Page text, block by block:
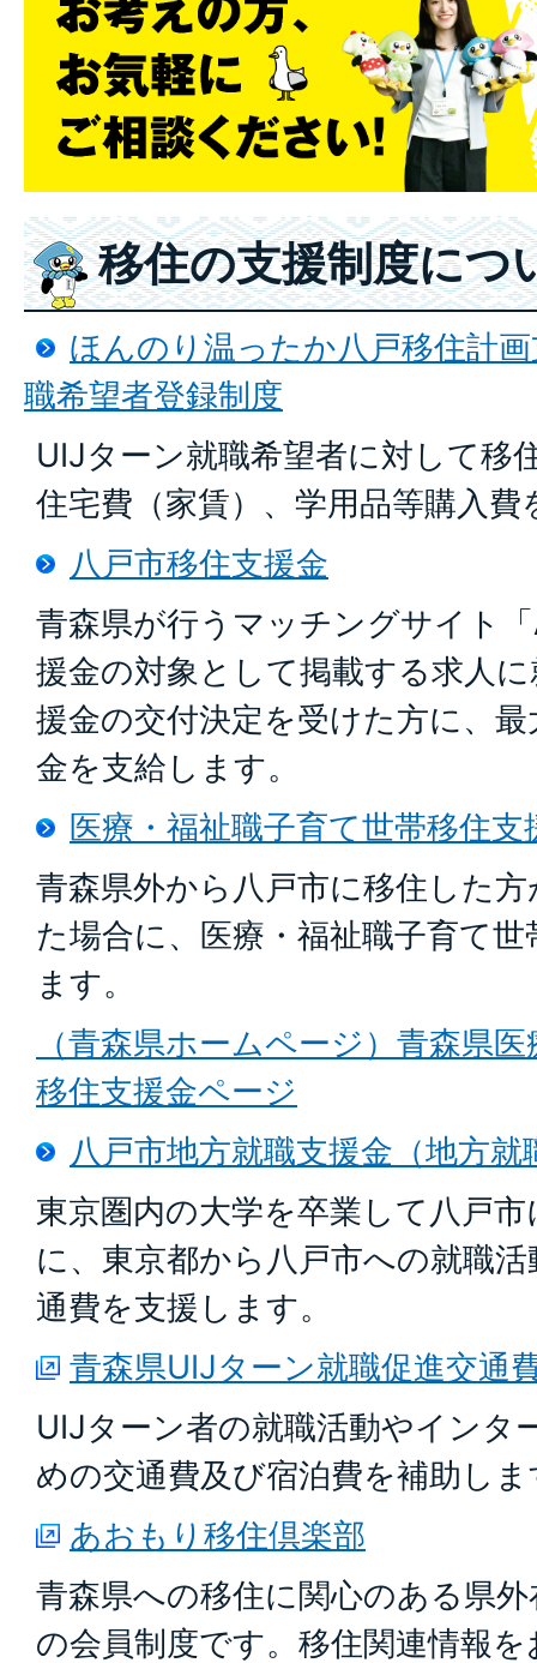
移住の支援制度につ
ほんのり温ったか八戸移住計
職希望者登録制度
UIJターン就職希望者に対して移
住宅費（家賃）、学用品等購入
八戸市移住支援金
青森県が行うマッチングサイト
援金の対象として掲載する求人
援金の交付決定を受けた方に、
金を支給します。
医療・福祉職子育て世帯移住支
青森県外から八戸市に移住した
た場合に、医療・福祉職子育て
ます。
（青森県ホームページ）青森県
移住支援金ページ
八戸市地方就職支援金（地方
東京圏内の大学を卒業して八戸
に、東京都から八戸市への就職
通費を支援します。
青森県UIJターン就職促進交通
UIJターン者の就職活動やインタ
めの交通費及び宿泊費を補助し
あおもり移住倶楽部
青森県への移住に関心のある県
の会員制度です。移住関連情報